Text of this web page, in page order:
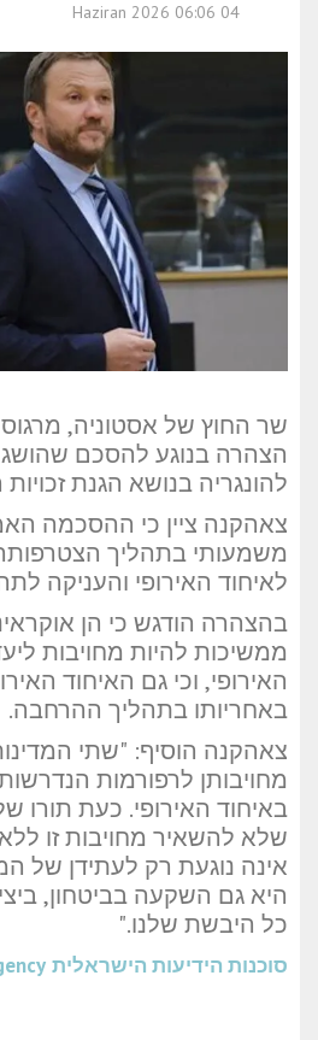
04 Haziran 2026 06:06
שר החוץ של אסטוניה,
הצהרה בנוגע להסכם שהושג
להונגריה בנושא הגנת
צאהקנה ציין כי ההסכמה
משמעותי בתהליך
לאיחוד האירופי והעניקה
בהצהרה הודגש כי הן
ממשיכות להיות מחויבות
האירופי, וכי גם האיחוד
באחריותו בתהליך ההרחבה.
צאהקנה הוסיף: "שתי
מחויבותן לרפורמות
באיחוד האירופי. כעת תורו
שלא להשאיר מחויבות זו
אינה נוגעת רק לעתידן של
היא גם השקעה בביטחון,
כל היבשת שלנו."
סוכנות הידיעות הישראלית